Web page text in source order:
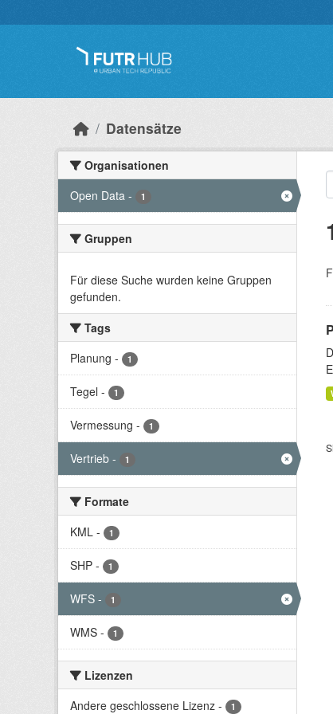
Datensätze
Organisationen
Open Data - 1
Gruppen
Für diese Suche wurden keine Gruppen
gefunden.
Tags
Planung - 1
Tegel - 1
Vermessung - 1
Vertrieb - 1
Formate
KML - 1
SHP - 1
WFS - 1
WMS - 1
Lizenzen
Andere geschlossene Lizenz - 1